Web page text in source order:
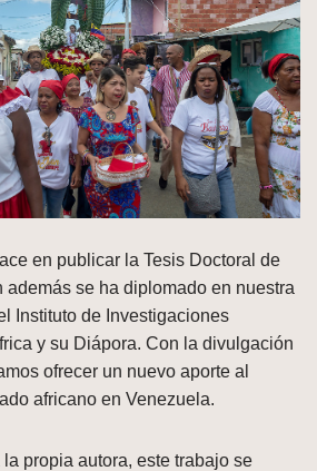
en publicar la Tesis Doctoral de
además se ha diplomado en nuestra
Instituto de Investigaciones
y su Diápora. Con la divulgación
ofrecer un nuevo aporte al
africano en Venezuela.
propia autora, este trabajo se